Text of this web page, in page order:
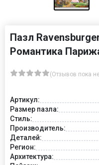
Пазл
Романтика
(Отзывов пока
Артикул:
Размер пазла:
Стиль:
Производитель:
Деталей:
Регион:
Архитектура: